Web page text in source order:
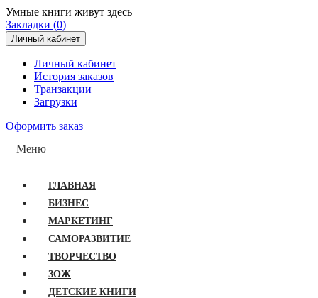
Умные книги живут здесь
Закладки (0)
Личный кабинет
Личный кабинет
История заказов
Транзакции
Загрузки
Оформить заказ
Меню
ГЛАВНАЯ
БИЗНЕС
МАРКЕТИНГ
САМОРАЗВИТИЕ
ТВОРЧЕСТВО
ЗОЖ
ДЕТСКИЕ КНИГИ